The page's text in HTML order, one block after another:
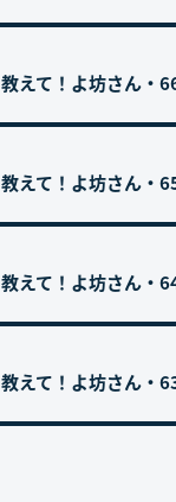
教えて！よ坊さん・
教えて！よ坊さん・
教えて！よ坊さん・
教えて！よ坊さん・